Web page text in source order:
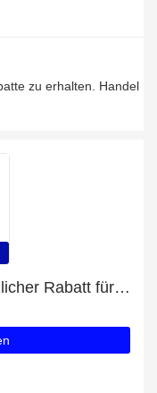
zu erhalten. Handel
Bis zu 29% Rabatt plus zusätzlicher Rabatt für PEARL DROP DOUBLE HOOP